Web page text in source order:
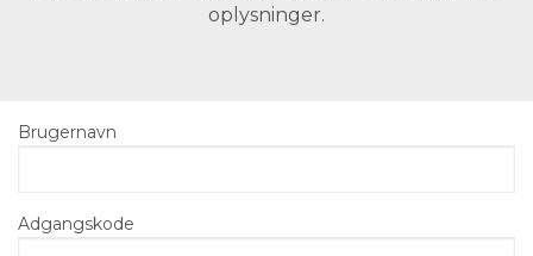
oplysninger.
Brugernavn
Adgangskode